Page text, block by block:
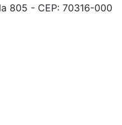
805 - CEP: 70316-000